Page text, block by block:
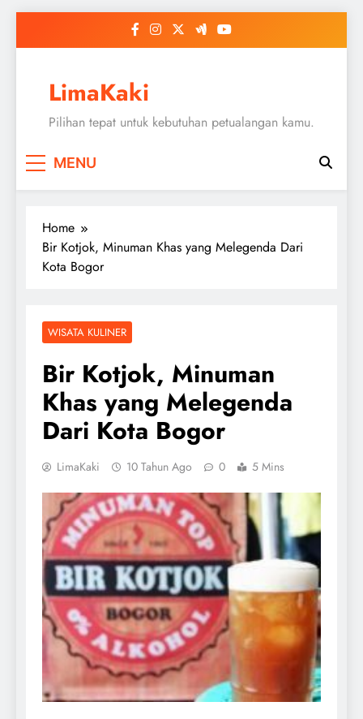
LimaKaki
Pilihan tepat untuk kebutuhan petualangan kamu.
MENU
Home
Bir Kotjok, Minuman Khas yang Melegenda Dari
Kota Bogor
WISATA KULINER
Bir Kotjok, Minuman
Khas yang Melegenda
Dari Kota Bogor
LimaKaki 10 Tahun Ago 0 5 Mins